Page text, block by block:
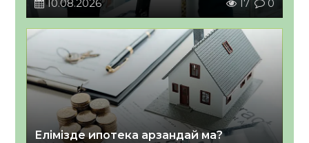
10.08.2026 17 0
Елімізде ипотека арзандай ма?